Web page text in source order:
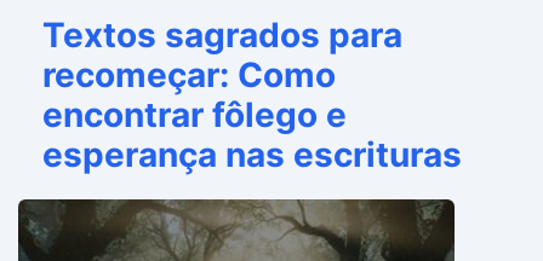
Textos sagrados para
recomeçar: Como
encontrar fôlego e
esperança nas escrituras